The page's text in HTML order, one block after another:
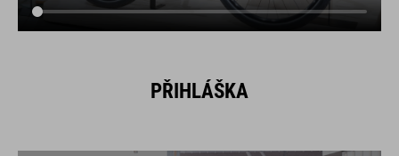
PŘIHLÁŠKA